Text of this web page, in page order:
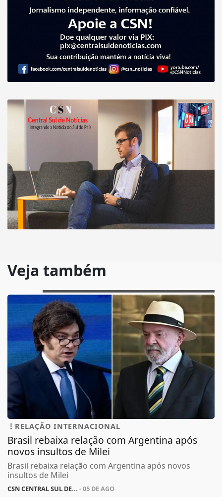
Veja também
RELAÇÃO INTERNACIONAL
Brasil rebaixa relação com Argentina após
novos insultos de Milei
Brasil rebaixa relação com Argentina após novos
insultos de Milei
CSN CENTRAL SUL DE... - 05 DE AGO